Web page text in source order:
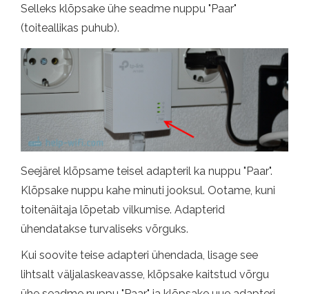
Selleks klõpsake ühe seadme nuppu "Paar"
(toiteallikas puhub).
Seejärel klõpsame teisel adapteril ka nuppu "Paar".
Klõpsake nuppu kahe minuti jooksul. Ootame, kuni
toitenäitaja lõpetab vilkumise. Adapterid
ühendatakse turvaliseks võrguks.
Kui soovite teise adapteri ühendada, lisage see
lihtsalt väljalaskeavasse, klõpsake kaitstud võrgu